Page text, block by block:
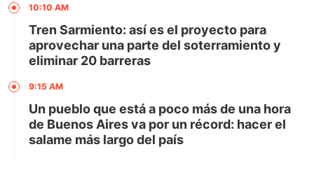
10:10 AM
Tren Sarmiento: así es el proyecto para
aprovechar una parte del soterramiento y
eliminar 20 barreras
9:15 AM
Un pueblo que está a poco más de una hora
de Buenos Aires va por un récord: hacer el
salame más largo del país